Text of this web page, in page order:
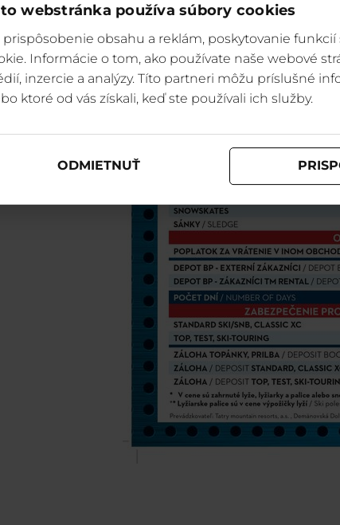
webstránka používa súbory cookies
prispôsobenie obsahu a reklám, poskytovanie
Informácie o tom, ako používate naše webové
inzercie a analýzy. Títo partneri môžu príslušné
ktoré od vás získali, keď ste používali ich služby.
ODMIETNUŤ